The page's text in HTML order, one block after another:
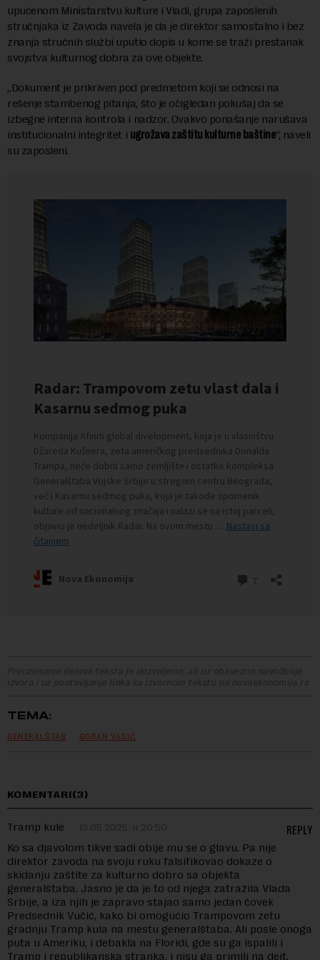
upućenom Ministarstvu kulture i Vladi, grupa zaposlenih
stručnjaka iz Zavoda navela je da je direktor samostalno i bez
znanja stručnih službi uputio dopis u kome se traži prestanak
svojstva kulturnog dobra za ove objekte.
„Dokument je prikriven pod predmetom koji se odnosi na
rešenje stambenog pitanja, što je očigledan pokušaj da se
izbegne interna kontrola i nadzor. Ovakvo ponašanje narušava
institucionalni integritet i ugrožava zaštitu kulturne baštine“, naveli
su zaposleni.
Preuzimanje delova teksta je dozvoljeno, ali uz obavezno navođenje
izvora i uz postavljanje linka ka izvornom tekstu na novaekonomija.rs
TEMA:
GENERALŠTAB GORAN VASIĆ
KOMENTARI(3)
Tramp kule 13.05.2025. u 20:50
Ko sa djavolom tikve sadi obije mu se o glavu. Pa nije
direktor zavoda na svoju ruku falsifikovao dokaze o
skidanju zaštite za kulturno dobro sa objekta
generalštaba. Jasno je da je to od njega zatražila Vlada
Srbije, a iza njih je zapravo stajao samo jedan čovek
Predsednik Vučić, kako bi omogućio Trampovom zetu
gradnju Tramp kula na mestu generalštaba. Ali posle onoga
puta u Ameriku, i debakla na Floridi, gde su ga ispalili i
Tramp i republikanska stranka, i nisu ga primili na dejt,
REPLY